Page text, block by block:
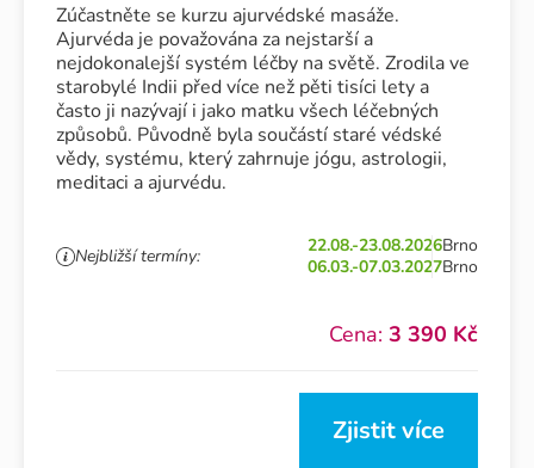
Zúčastněte se kurzu ajurvédské masáže.
Ajurvéda je považována za nejstarší a
nejdokonalejší systém léčby na světě. Zrodila ve
starobylé Indii před více než pěti tisíci lety a
často ji nazývají i jako matku všech léčebných
způsobů. Původně byla součástí staré védské
vědy, systému, který zahrnuje jógu, astrologii,
meditaci a ajurvédu.
Nejbližší termíny: 22.08.-23.08.2026Brno
06.03.-07.03.2027Brno
Cena: 3 390 Kč
Zjistit více